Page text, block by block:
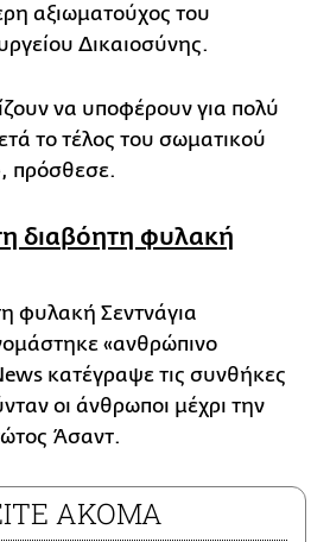
αξιωματούχος του
Δικαιοσύνης.
να υποφέρουν για πολύ
το τέλος του σωματικού
πρόσθεσε.
διαβόητη φυλακή
φυλακή Σεντνάγια
«ανθρώπινο
κατέγραψε τις συνθήκες
οι άνθρωποι μέχρι την
Άσαντ.
ΑΚΟΜΑ